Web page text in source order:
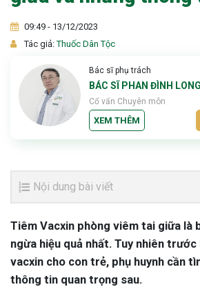
09:49 - 13/12/2023
Tác giả:Thuốc Dân Tộc
Bác sĩ phụ trách
BÁC SĨ PHAN ĐÌNH LONG
Cố vấn Chuyên môn
XEM THÊM
Nội dung bài viết
Tiêm Vacxin phòng viêm tai giữa là
ngừa hiệu quả nhất. Tuy nhiên
vacxin cho con trẻ, phụ huynh cần
thông tin quan trọng sau.